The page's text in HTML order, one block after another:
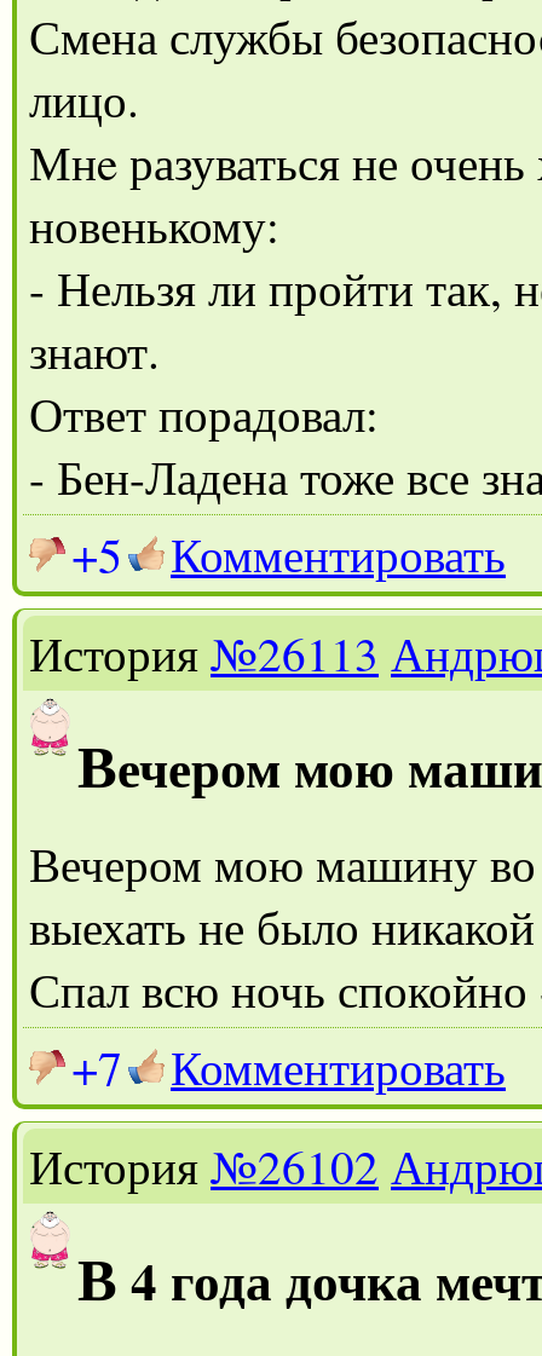
Смена службы
лицо.
Мнe разуваться не
новенькому:
- Нельзя ли пройти так,
знают.
Ответ порадовал:
- Бен-Ладена тоже все
+5
Комментировать
История№26113
Вечером мою
Вечером мою машину во
выехать не было
Спал всю ночь спокойно
+7
Комментировать
История№26102
В4 года дочка